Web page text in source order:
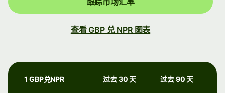
查看 GBP 兑 NPR 图表
1 GBP兑NPR 过去 30 天 过去 90 天